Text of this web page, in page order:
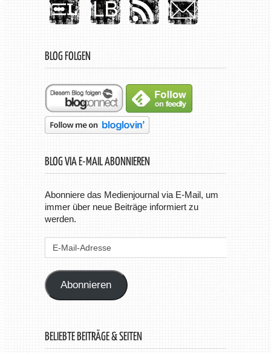
BLOG FOLGEN
BLOG VIA E-MAIL ABONNIEREN
Abonniere das Medienjournal via E-Mail, um
immer über neue Beiträge informiert zu
werden.
Abonnieren
BELIEBTE BEITRÄGE & SEITEN